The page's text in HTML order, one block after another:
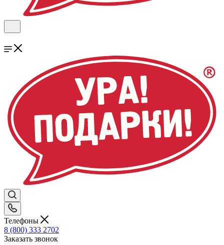
Телефоны
8 (800) 333 2702
Заказать звонок